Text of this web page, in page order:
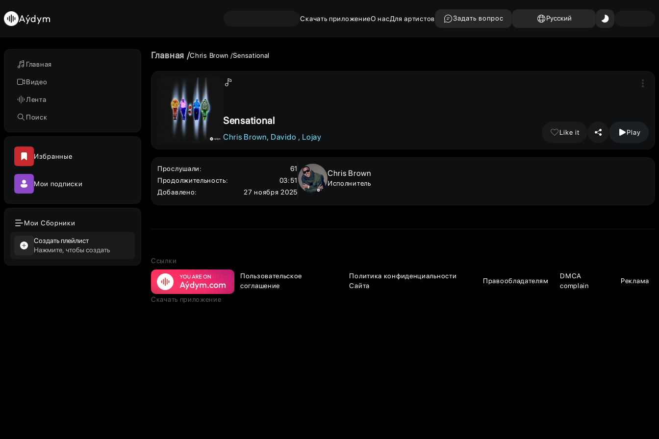
Главная
Видео
Лента
Поиск
Избранные
Мои подписки
Мои Сборники
Создать плейлист
Нажмите, чтобы создать
Aýdym Скачать приложениеО насДля артистов Задать вопрос Русский
Главная Chris Brown Sensational
Sensational
Chris Brown Davido Lojay
Like it Play
Прослушали:
61
Продолжительность:
03:51
Добавлено: 27 ноября 2025
Chris Brown
Исполнитель
Ссылки
Пользовательское
соглашение
Политика конфиденциальности
Сайта
Правообладателям
DMCA
complain
Реклама
Скачать приложение